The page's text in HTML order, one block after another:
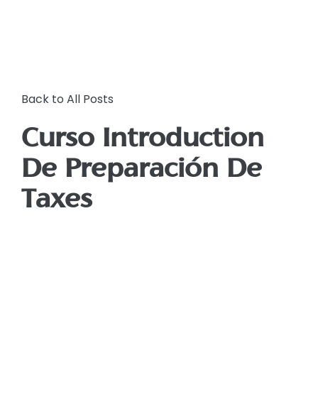
Back to All Posts
Curso Introduction
De Preparación De
Taxes